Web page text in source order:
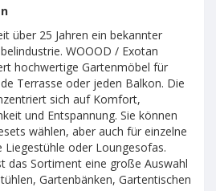
über 25 Jahren ein bekannter
WOOOD / Exotan
hochwertige Gartenmöbel für
Terrasse oder jeden Balkon. Die
sich auf Komfort,
und Entspannung. Sie können
wählen, aber auch für einzelne
Liegestühle oder Loungesofas.
das Sortiment eine große Auswahl
Gartenbänken, Gartentischen